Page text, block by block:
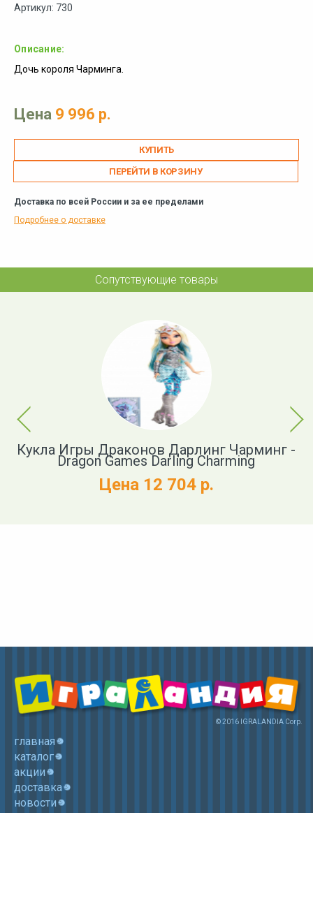
Артикул: 730
Описание:
Дочь короля Чарминга.
Цена 9 996 р.
ПЕРЕЙТИ В КОРЗИНУ
Доставка по всей России и за ее пределами
Подробнее о доставке
Сопутствующие товары
Previous
Кукла Игры Драконов Дарлинг Чарминг -
Dragon Games Darling Charming
Цена 12 704 р.
Next
© 2016 IGRALANDIA Corp.
главная
каталог
акции
доставка
новости